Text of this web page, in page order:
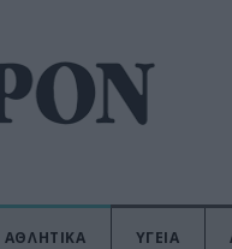
ΑΘΛΗΤΙΚΑ ΥΓΕΙΑ